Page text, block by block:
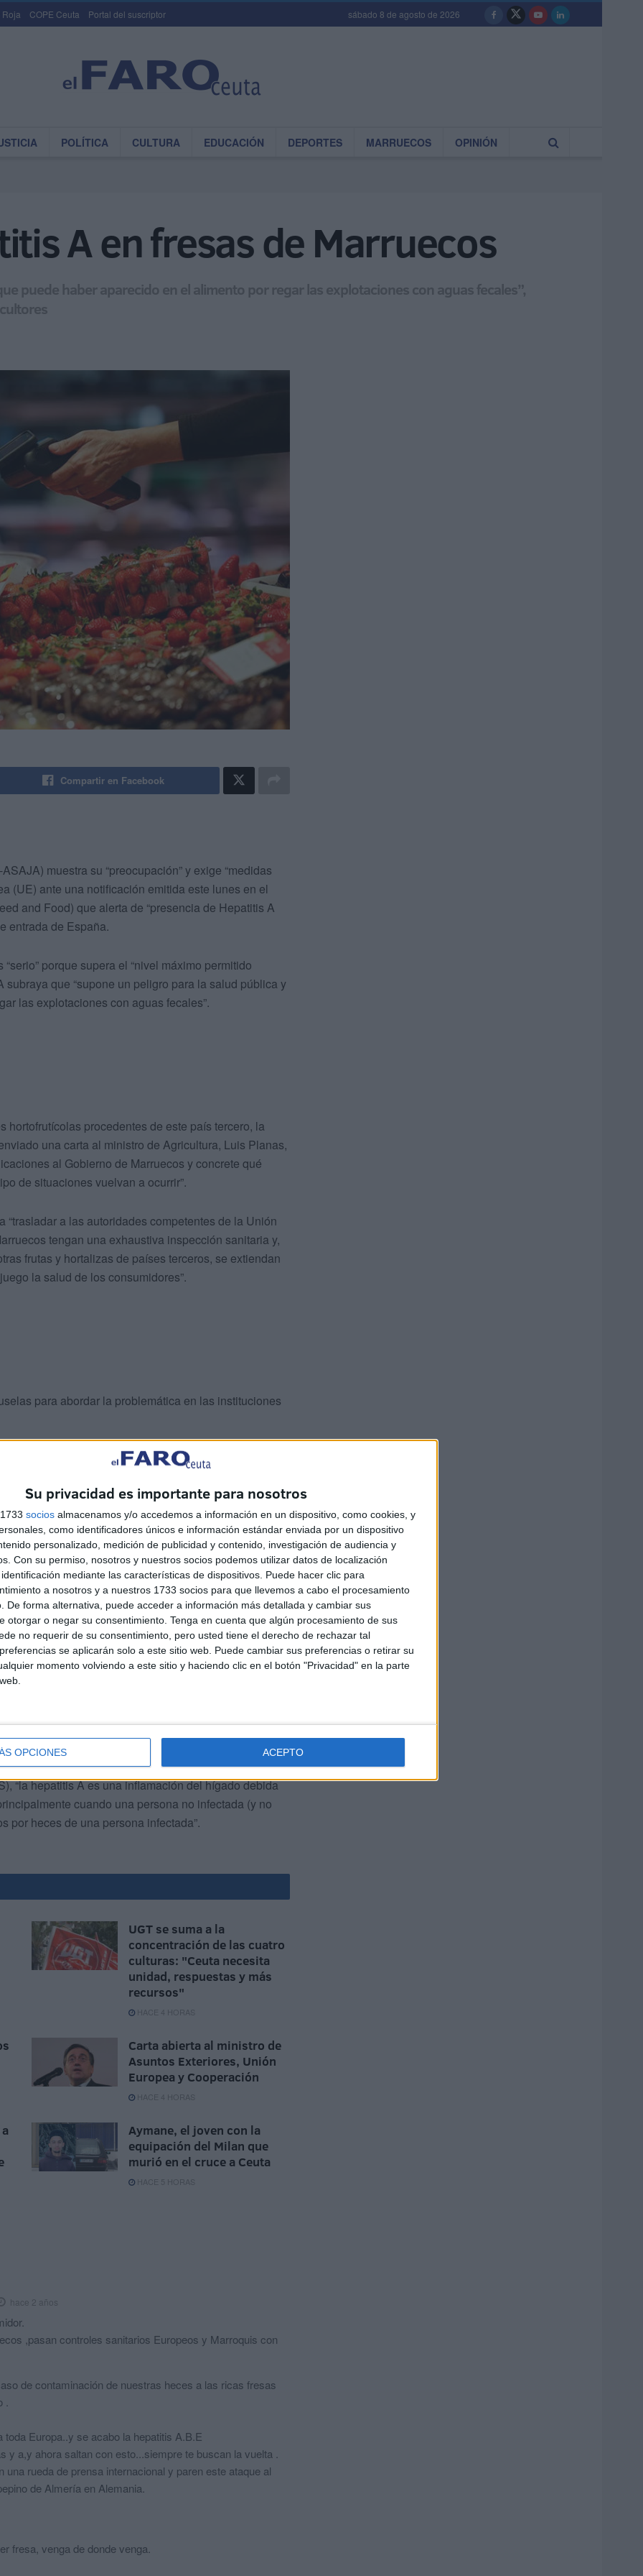
Su privacidad es importante para nosotros
socios almacenamos y/o accedemos a información en un dispositivo, como cookies, y
como identificadores únicos e información estándar enviada por un dispositivo
personalizado, medición de publicidad y contenido, investigación de audiencia y
Con su permiso, nosotros y nuestros socios podemos utilizar datos de localización
mediante las características de dispositivos. Puede hacer clic para
a nosotros y a nuestros 1733 socios para que llevemos a cabo el procesamiento
De forma alternativa, puede acceder a información más detallada y cambiar sus
otorgar o negar su consentimiento. Tenga en cuenta que algún procesamiento de sus
no requerir de su consentimiento, pero usted tiene el derecho de rechazar tal
se aplicarán solo a este sitio web. Puede cambiar sus preferencias o retirar su
momento volviendo a este sitio y haciendo clic en el botón "Privacidad" en la parte
OPCIONES ACEPTO
Roja COPE Ceuta Portal del suscriptor sábado 8 de agosto de 2026
POLÍTICA CULTURA EDUCACIÓN DEPORTES MARRUECOS OPINIÓN
A en fresas de Marruecos
puede haber aparecido en el alimento por regar las explotaciones con aguas fecales”,
Compartir en Facebook
ASAJA) muestra su “preocupación” y exige “medidas
(UE) ante una notificación emitida este lunes en el
and Food) que alerta de “presencia de Hepatitis A
entrada de España.
porque supera el “nivel máximo permitido
que “supone un peligro para la salud pública y
las explotaciones con aguas fecales”.
procedentes de este país tercero, la
una carta al ministro de Agricultura, Luis Planas,
al Gobierno de Marruecos y concrete qué
de situaciones vuelvan a ocurrir”.
a las autoridades competentes de la Unión
tengan una exhaustiva inspección sanitaria y,
frutas y hortalizas de países terceros, se extiendan
la salud de los consumidores”.
para abordar la problemática en las instituciones
al virus
a las principales asociaciones de
Valenciana de Consumidores y Usuarios
Tyrius y la Unión de Consumidores de la
Médicos de Valencia, debido al riesgo que
“la hepatitis A es una inflamación del hígado debida
cuando una persona no infectada (y no
por heces de una persona infectada”.
UGT se suma a la
concentración de las cuatro
culturas: "Ceuta necesita
unidad, respuestas y más
recursos"
HACE 4 HORAS
Carta abierta al ministro de
Asuntos Exteriores, Unión
Europea y Cooperación
HACE 4 HORAS
Aymane, el joven con la
equipación del Milan que
murió en el cruce a Ceuta
HACE 5 HORAS
hace 2 años
,pasan controles sanitarios Europeos y Marroquis con
de contaminación de nuestras heces a las ricas fresas
.
Europa..y se acabo la hepatitis A.B.E
y a,y ahora saltan con esto...siempre te buscan la vuelta .
rueda de prensa internacional y paren este ataque al
de Almería en Alemania.
fresa, venga de donde venga.